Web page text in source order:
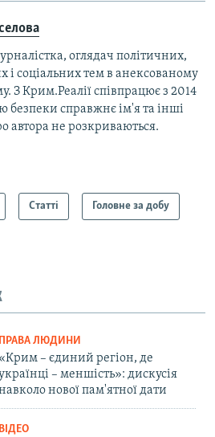
оглядач політичних,
і соціальних тем в анексованому
З Крим.Реалії співпрацює з 2014
безпеки справжнє ім'я та інші
автора не розкриваються.
Статті Головне за добу
ПРАВА ЛЮДИНИ
«Крим – єдиний регіон, де
– меншість»: дискусія
нової пам'ятної дати
ВІДЕО